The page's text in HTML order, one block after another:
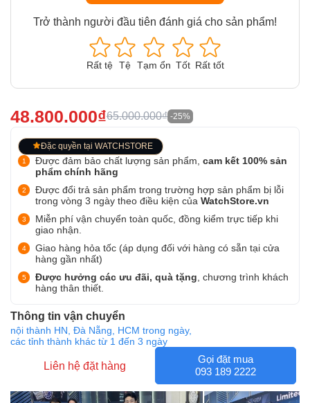
Trở thành người đầu tiên đánh giá cho sản phẩm!
Rất tệ Tệ Tạm ổn Tốt Rất tốt
48.800.000₫65.000.000₫ -25%
Đặc quyền tại WATCHSTORE
Được đảm bảo chất lượng sản phẩm, cam kết 100% sản
phẩm chính hãng
Được đổi trả sản phẩm trong trường hợp sản phẩm bị lỗi
trong vòng 3 ngày theo điều kiện của WatchStore.vn
Miễn phí vận chuyển toàn quốc, đồng kiểm trực tiếp khi
giao nhận.
Giao hàng hỏa tốc (áp dụng đối với hàng có sẵn tại cửa
hàng gần nhất)
Được hưởng các ưu đãi, quà tặng , chương trình khách
hàng thân thiết.
Thông tin vận chuyển
nội thành HN, Đà Nẵng, HCM trong ngày,
các tỉnh thành khác từ 1 đến 3 ngày
Liên hệ đặt hàng
Gọi đặt mua
093 189 2222